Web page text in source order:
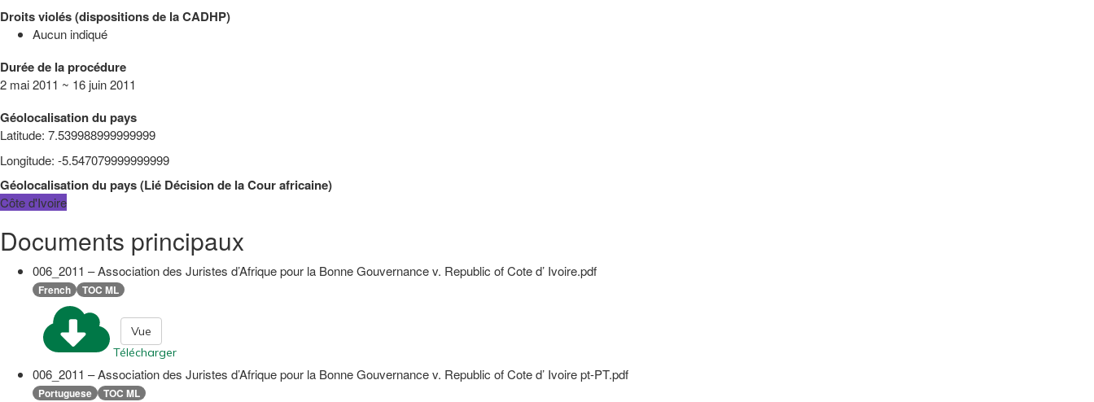
Droits violés (dispositions de la CADHP)
Aucun indiqué
Durée de la procédure
2 mai 2011 ~ 16 juin 2011
Géolocalisation du pays
Latitude: 7.539988999999999
Longitude: -5.547079999999999
Géolocalisation du pays(Lié Décision de la Cour africaine)
Côte d'Ivoire
Documents principaux
006_2011 – Association des Juristes d’Afrique pour la Bonne Gouvernance v. Republic of Cote d’ Ivoire.pdf
French TOC ML
Télécharger
Vue
006_2011 – Association des Juristes d’Afrique pour la Bonne Gouvernance v. Republic of Cote d’ Ivoire pt-PT.pdf
Portuguese TOC ML